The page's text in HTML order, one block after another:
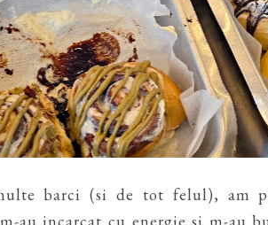
barci (si de tot felul), am